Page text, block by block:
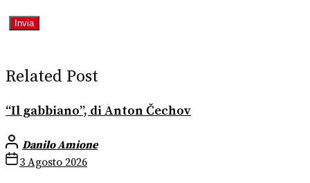
Related Post
“Il gabbiano”, di Anton Čechov
Danilo Amione
3 Agosto 2026